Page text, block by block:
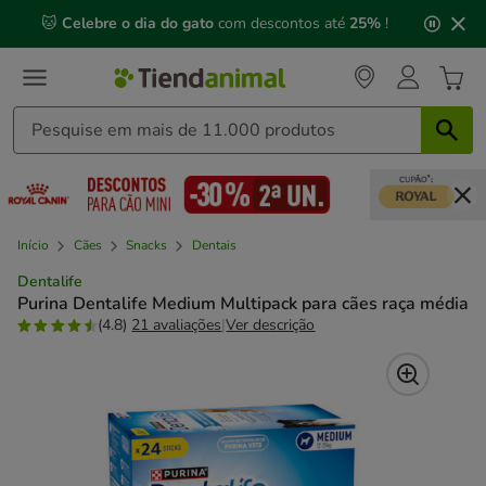
mensagem,
🐱 Celebre o dia do gato com descontos até 25% !
Início Cães Snacks Dentais
Dentalife
Purina Dentalife Medium Multipack para cães raça média
(4.8) 21 avaliações|Ver descrição